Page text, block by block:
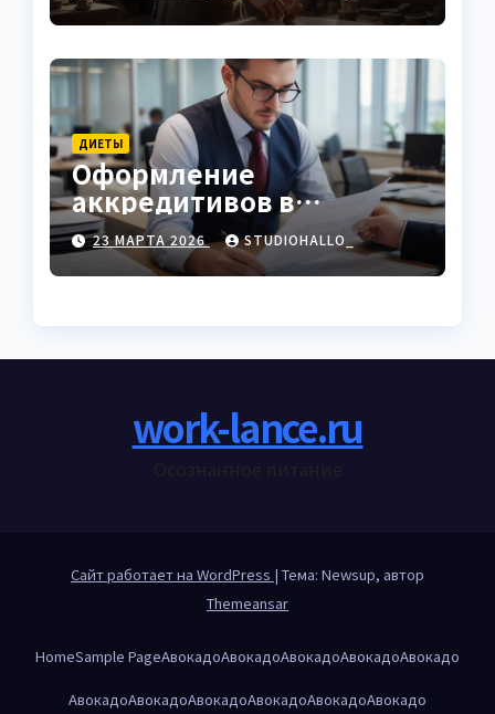
ДИЕТЫ
Оформление
аккредитивов в
международной
торговле
23 МАРТА 2026 STUDIOHALLO_
work-lance.ru
Сайт работает на WordPress | Тема: Newsup, автор
Themeansar
HomeSample PageАвокадоАвокадоАвокадоАвокадоАвокадо
АвокадоАвокадоАвокадоАвокадоАвокадоАвокадо